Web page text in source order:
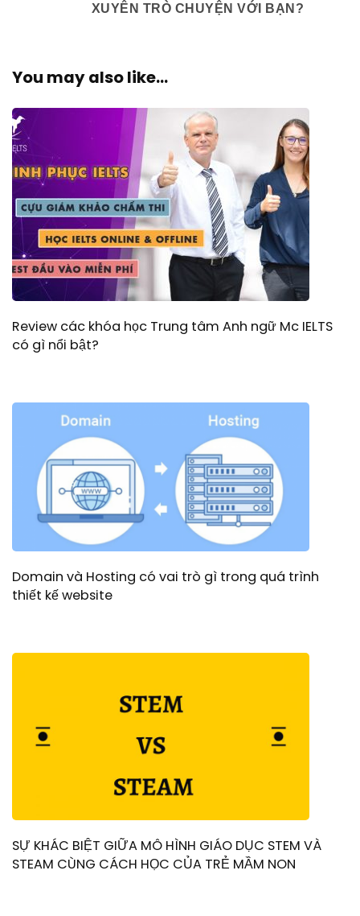
XUYÊN TRÒ CHUYỆN VỚI BẠN?
You may also like...
Review các khóa học Trung tâm Anh ngữ Mc IELTS
có gì nổi bật?
Domain và Hosting có vai trò gì trong quá trình
thiết kế website
SỰ KHÁC BIỆT GIỮA MÔ HÌNH GIÁO DỤC STEM VÀ
STEAM CÙNG CÁCH HỌC CỦA TRẺ MẦM NON